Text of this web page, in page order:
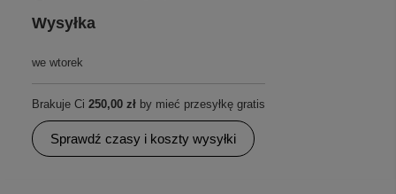
Wysyłka
we wtorek
Brakuje Ci 250,00 zł by mieć przesyłkę gratis
Sprawdź czasy i koszty wysyłki